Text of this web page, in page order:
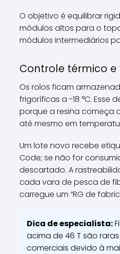
O objetivo é equilibrar
módulos altos para o
módulos intermediários
Controle térmico
Os rolos ficam
frigoríficas a -18 °C. Esse
porque a resina começa
até mesmo em
Um lote novo recebe
Code; se não for
descartado. A
cada vara de pesca de
carregue um “RG de
Dica de especialista:
acima de 46 T são
comerciais devido à